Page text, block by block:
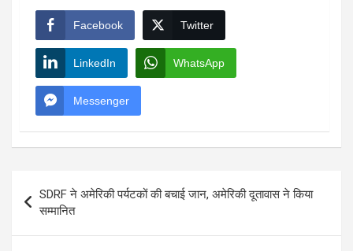
Facebook Twitter
LinkedIn WhatsApp
Messenger
navigation
SDRF ने अमेरिकी पर्यटकों की बचाई जान, अमेरिकी दूतावास ने किया
सम्मानित